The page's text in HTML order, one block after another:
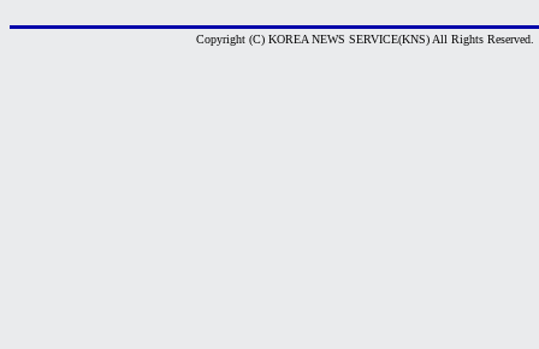
Copyright (C) KOREA NEWS SERVICE(KNS) All Rights Reserved.